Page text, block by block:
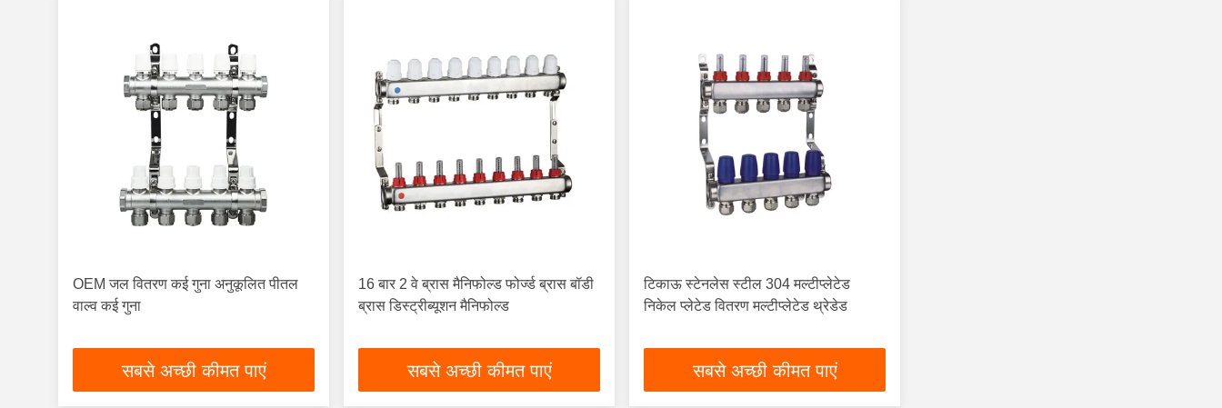
OEM जल वितरण कई गुना अनुकूलित पीतल
वाल्व कई गुना
सबसे अच्छी कीमत पाएं
16 बार 2 वे ब्रास मैनिफोल्ड फोर्ज्ड ब्रास बॉडी
ब्रास डिस्ट्रीब्यूशन मैनिफोल्ड
सबसे अच्छी कीमत पाएं
टिकाऊ स्टेनलेस स्टील 304 मल्टीप्लेटेड
निकेल प्लेटेड वितरण मल्टीप्लेटेड थ्रेडेड
सबसे अच्छी कीमत पाएं